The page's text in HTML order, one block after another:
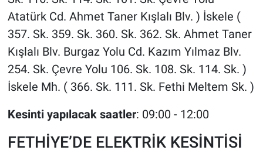
Atatürk Cd. Ahmet Taner Kışlalı Blv. ) İskele (
357. Sk. 359. Sk. 360. Sk. 362. Sk. Ahmet Taner
Kışlalı Blv. Burgaz Yolu Cd. Kazım Yılmaz Blv.
254. Sk. Çevre Yolu 106. Sk. 108. Sk. 114. Sk. )
İskele Mh. ( 366. Sk. 111. Sk. Fethi Meltem Sk. )
Kesinti yapılacak saatler: 09:00 - 12:00
FETHİYE’DE ELEKTRİK KESİNTİSİ